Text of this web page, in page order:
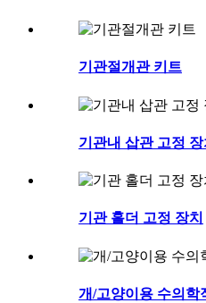
기관절개관 키트
기관내 삽관 고정 장
기관 홀더 고정 장치
개/고양이용 수의학